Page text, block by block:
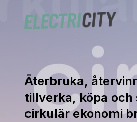
Återbruka,
tillverka, köpa och
cirkulär ekonomi